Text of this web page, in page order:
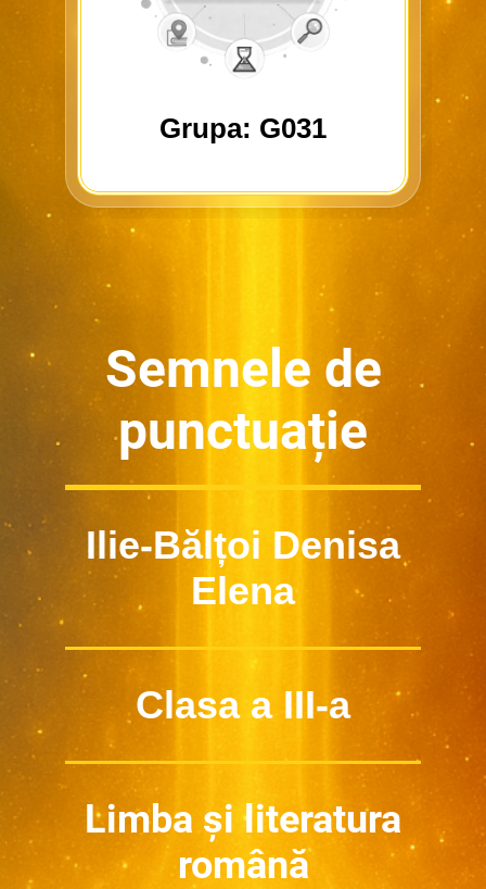
Grupa: G031
Semnele de
punctuație
Ilie-Bălțoi Denisa
Elena
Clasa a III-a
Limba și literatura
română